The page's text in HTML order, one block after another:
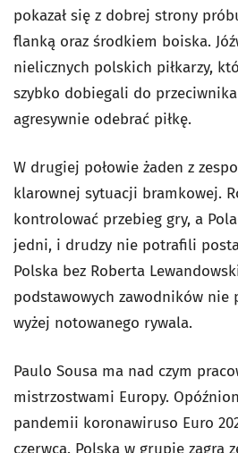
pokazał się z dobrej strony
flanką oraz środkiem boiska.
nielicznych polskich piłkarzy,
szybko dobiegali do
agresywnie odebrać piłkę.
W drugiej połowie żaden z
klarownej sytuacji bramkowej.
kontrolować przebieg gry, a
jedni, i drudzy nie potrafili
Polska bez Roberta
podstawowych zawodników nie
wyżej notowanego rywala.
Paulo Sousa ma nad czym
mistrzostwami Europy.
pandemii koronawiruso Euro
czerwca. Polska w grupie zagra